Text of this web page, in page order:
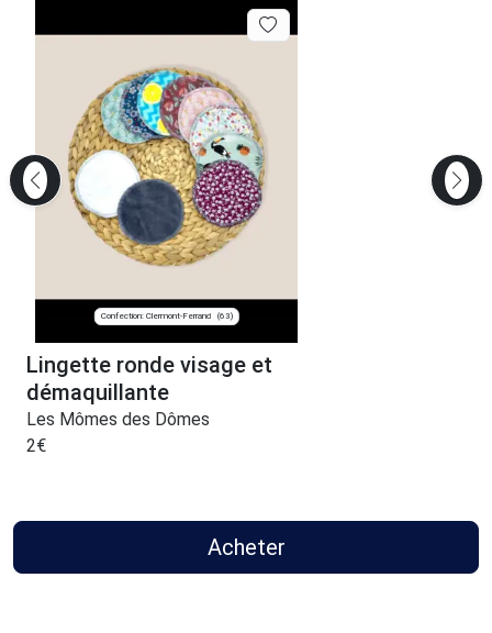
Confection: Clermont-Ferrand (63)
Lingette ronde visage et
démaquillante
Les Mômes des Dômes
2€
Acheter